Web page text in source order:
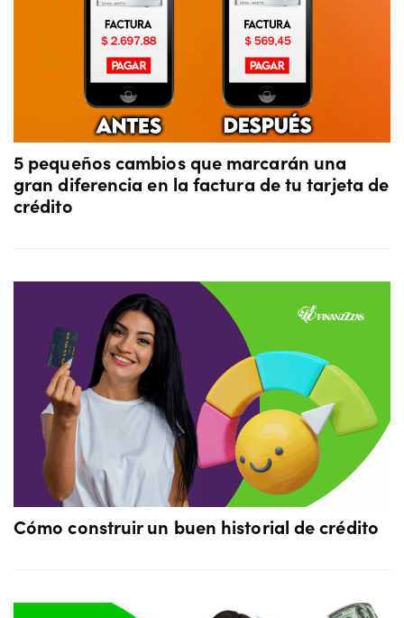
5 pequeños cambios que marcarán una
gran diferencia en la factura de tu tarjeta de
crédito
Cómo construir un buen historial de crédito